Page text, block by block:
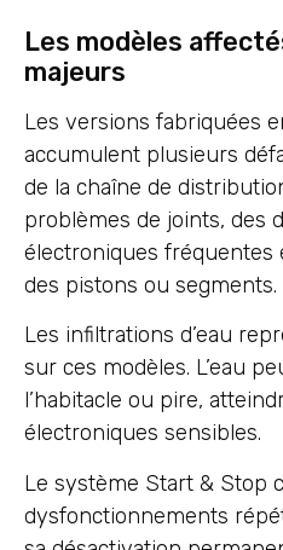
Les modèles
majeurs
Les versions fabriquées
accumulent plusieurs
de la chaîne de
problèmes de joints, des
électroniques fréquentes
des pistons ou segments.
Les infiltrations d’eau
sur ces modèles. L’eau
l’habitacle ou pire,
électroniques sensibles.
Le système Start & Stop
dysfonctionnements